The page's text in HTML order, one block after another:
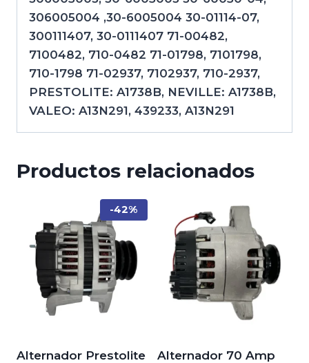
306005004 ,30-6005004 30-01114-07,
300111407, 30-0111407 71-00482,
7100482, 710-0482 71-01798, 7101798,
710-1798 71-02937, 7102937, 710-2937,
PRESTOLITE: A1738B, NEVILLE: A1738B,
VALEO: A13N291, 439233, A13N291
Productos relacionados
-42%
Alternador Prestolite
Alternador 70 Amp